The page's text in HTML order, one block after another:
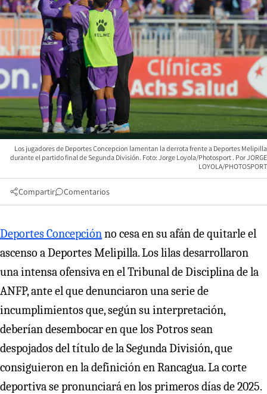
Los jugadores de Deportes Concepcion lamentan la derrota frente a Deportes Melipilla
durante el partido final de Segunda División. Foto: Jorge Loyola/Photosport
JORGE
LOYOLA/PHOTOSPORT
Compartir Comentarios
Deportes Concepciónno cesa en su afán de quitarle el
ascenso a Deportes Melipilla. Los lilas desarrollaron
una intensa ofensiva en el Tribunal de Disciplina de la
ANFP, ante el que denunciaron una serie de
incumplimientos que, según su interpretación,
deberían desembocar en que los Potros sean
despojados del título de la Segunda División, que
consiguieron en la definición en Rancagua. La corte
deportiva se pronunciará en los primeros días de 2025.